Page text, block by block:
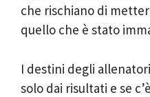
che rischiano di
quello che è stato
I destini degli
solo dai risultati e se